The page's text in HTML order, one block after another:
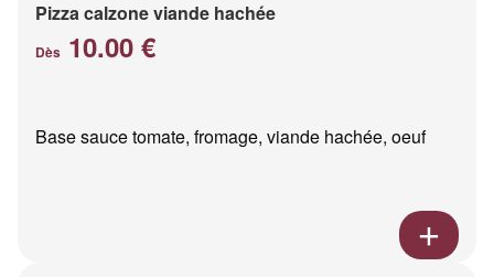
Pizza calzone viande hachée
Dès 10.00 €
Base sauce tomate, fromage, viande hachée, oeuf